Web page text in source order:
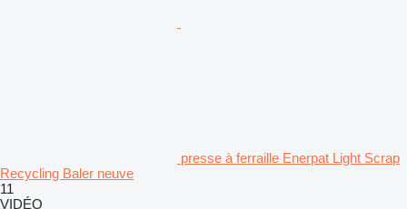
presse à ferraille Enerpat Light Scrap
Recycling Baler neuve
11
VIDÉO